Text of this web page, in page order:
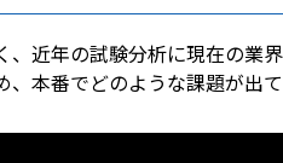
近年の試験分析に現在の業
本番でどのような課題が出